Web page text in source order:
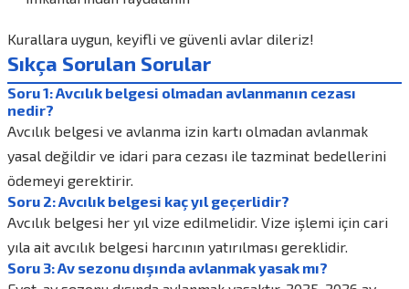
Kurallara uygun, keyifli ve güvenli avlar dileriz!
Sıkça Sorulan Sorular
Soru 1: Avcılık belgesi olmadan avlanmanın cezası
nedir?
Avcılık belgesi ve avlanma izin kartı olmadan avlanmak
yasal değildir ve idari para cezası ile tazminat bedellerini
ödemeyi gerektirir.
Soru 2: Avcılık belgesi kaç yıl geçerlidir?
Avcılık belgesi her yıl vize edilmelidir. Vize işlemi için cari
yıla ait avcılık belgesi harcının yatırılması gereklidir.
Soru 3: Av sezonu dışında avlanmak yasak mı?